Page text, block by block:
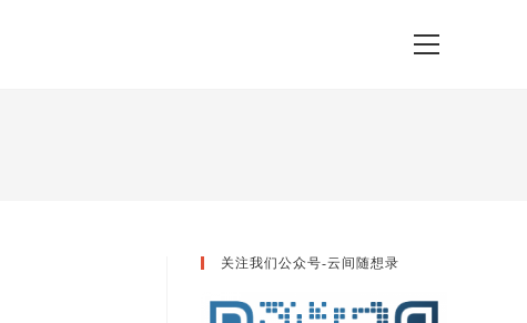
View
关注我们公众号-云间随想录